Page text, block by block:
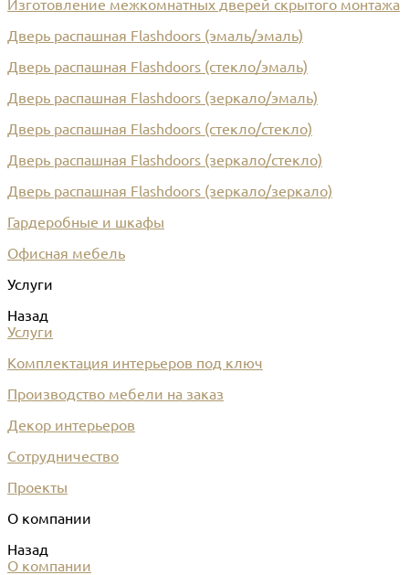
Изготовление межкомнатных дверей скрытого монтажа
Дверь распашная Flashdoors (эмаль/эмаль)
Дверь распашная Flashdoors (стекло/эмаль)
Дверь распашная Flashdoors (зеркало/эмаль)
Дверь распашная Flashdoors (стекло/стекло)
Дверь распашная Flashdoors (зеркало/стекло)
Дверь распашная Flashdoors (зеркало/зеркало)
Гардеробные и шкафы
Офисная мебель
Услуги
Назад
Услуги
Комплектация интерьеров под ключ
Производство мебели на заказ
Декор интерьеров
Сотрудничество
Проекты
О компании
Назад
О компании